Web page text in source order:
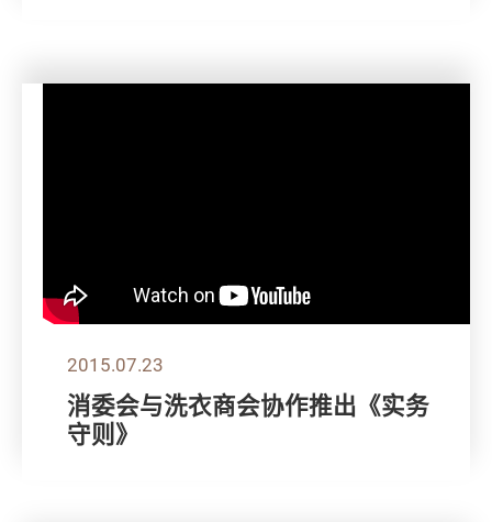
2015.07.23
消委会与洗衣商会协作推出《实务
守则》